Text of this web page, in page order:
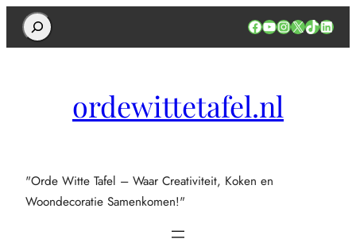
Search Facebook
YouTube
Instagram
X TikTok
ordewittetafel.nl
"Orde Witte Tafel – Waar Creativiteit, Koken en
Woondecoratie Samenkomen!"